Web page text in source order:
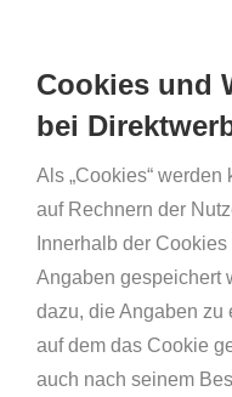
Cookies und
bei
Als „Cookies“
auf Rechnern der
Innerhalb der
Angaben gespeichert
dazu, die Angaben zu
auf dem das Cookie
auch nach seinem